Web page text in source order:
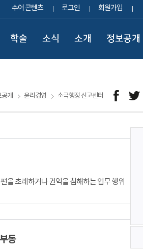
수어 콘텐츠 로그인 회원가입
학술 소식 소개 정보공개
공개 윤리경영 소극행정 신고센터
을 초래하거나 권익을 침해하는 업무 행위
동